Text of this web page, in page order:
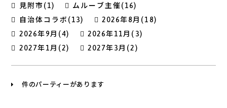
見附市(1)
ムルーブ主催(16)
自治体コラボ(13)
2026年8月(18)
2026年9月(4)
2026年11月(3)
2027年1月(2)
2027年3月(2)
件のパーティーがあります